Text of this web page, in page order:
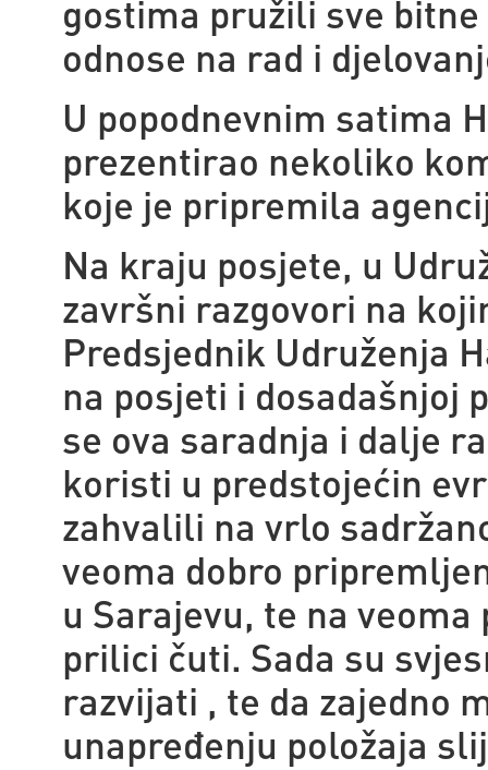
gostima pružili sve
odnose na rad i
U popodnevnim satima
prezentirao nekoliko
koje je pripremila
Na kraju posjete, u
završni razgovori na
Predsjednik Udruženja
na posjeti i dosadašnjoj
se ova saradnja i dalje
koristi u predstojećin
zahvalili na vrlo
veoma dobro
u Sarajevu, te na
prilici čuti. Sada su
razvijati , te da zajedno
unapređenju položaja